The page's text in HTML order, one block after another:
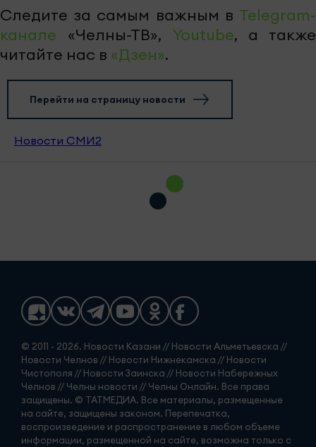
Следите за самым важным в Telegram-
канале «Челны-ТВ», Youtube, а также
читайте нас в «Дзен».
Перейти на страницу новости
Новости СМИ2
© 2011 - 2026. Новости Казани // Новости Альметьевска //
Новости Челнов // Новости Нижнекамска // Новости
Чистополя // Новости Заинска // Новости Набережных
Челнов // Челны новости // Челны Онлайн. Все права
защищены. © ТАТМЕДИА. Все материалы, размещенные
на сайте, защищены законом. Перепечатка,
воспроизведение и распространение в любом объеме
информации, размещенной на сайте, возможна только с